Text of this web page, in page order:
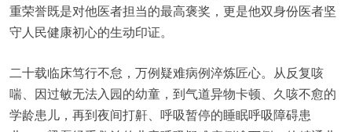
重荣誉既是对他医者担当的最高褒奖，更是他双身份医者坚
守人民健康初心的生动印证。
二十载临床笃行不怠，万例疑难病例淬炼匠心。从反复咳
喘、因过敏无法入园的幼童，到气道异物卡顿、久咳不愈的
学龄患儿，再到夜间打鼾、呼吸暂停的睡眠呼吸障碍患